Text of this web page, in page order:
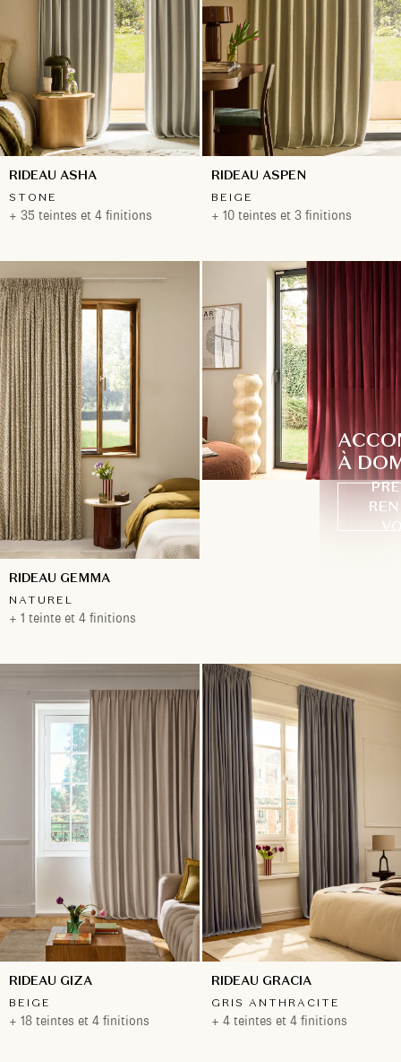
RIDEAU ASHA
STONE
+ 35 teintes et 4 finitions
RIDEAU ASPEN
BEIGE
+ 10 teintes et 3 finitions
RIDEAU GEMMA
NATUREL
+ 1 teinte et 4 finitions
À
RIDEAU GIZA
BEIGE
+ 18 teintes et 4 finitions
RIDEAU GRACIA
GRIS ANTHRACITE
+ 4 teintes et 4 finitions